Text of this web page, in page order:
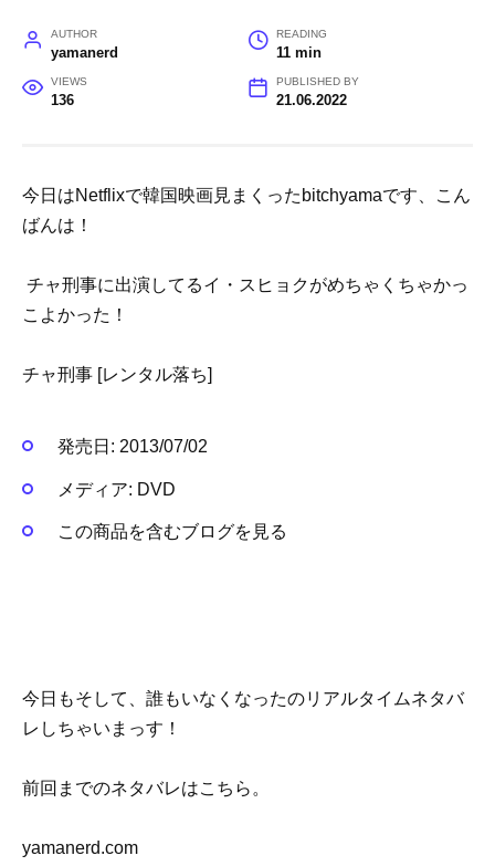
AUTHOR
yamanerd
READING
11 min
VIEWS
136
PUBLISHED BY
21.06.2022
今日はNetflixで韓国映画見まくったbitchyamaです、こん
ばんは！
チャ刑事に出演してるイ・スヒョクがめちゃくちゃかっ
こよかった！
チャ刑事 [レンタル落ち]
発売日: 2013/07/02
メディア: DVD
この商品を含むブログを見る
今日もそして、誰もいなくなったのリアルタイムネタバ
レしちゃいまっす！
前回までのネタバレはこちら。
yamanerd.com